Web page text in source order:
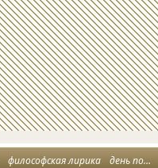
философская лирика день поэзии